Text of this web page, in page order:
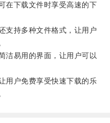
下载文件时享受高速的下
持多种文件格式，让用户
易用的界面，让用户可以
户免费享受快速下载的乐